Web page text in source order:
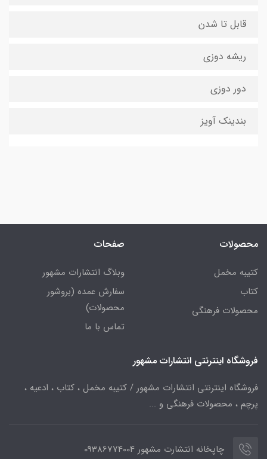
قابل تا شدن
ریشه دوزی
دور دوزی
بندینک آویز
محصولات
کتیبه مخمل
کتاب
محصولات فرهنگی
صفحات
وبلاگ انتشارات مشهور
سفارش عمده (بروشور
محصولات)
تماس با ما
فروشگاه اینترنتی انتشارات مشهور
فروشگاه اینترنتی انتشارات مشهور / کتیبه مخمل ، کتاب ، ادعیه ،
پرچم ، محصولات فرهنگی و ...
چاپخانه انتشارت مشهور 09386774004